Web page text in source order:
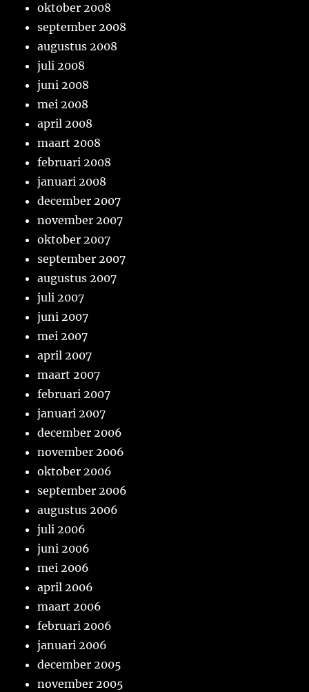
oktober 2008
september 2008
augustus 2008
juli 2008
juni 2008
mei 2008
april 2008
maart 2008
februari 2008
januari 2008
december 2007
november 2007
oktober 2007
september 2007
augustus 2007
juli 2007
juni 2007
mei 2007
april 2007
maart 2007
februari 2007
januari 2007
december 2006
november 2006
oktober 2006
september 2006
augustus 2006
juli 2006
juni 2006
mei 2006
april 2006
maart 2006
februari 2006
januari 2006
december 2005
november 2005